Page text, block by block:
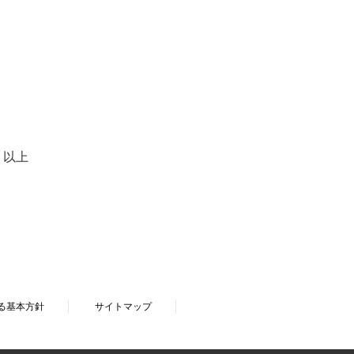
以上
基本方針 サイトマップ